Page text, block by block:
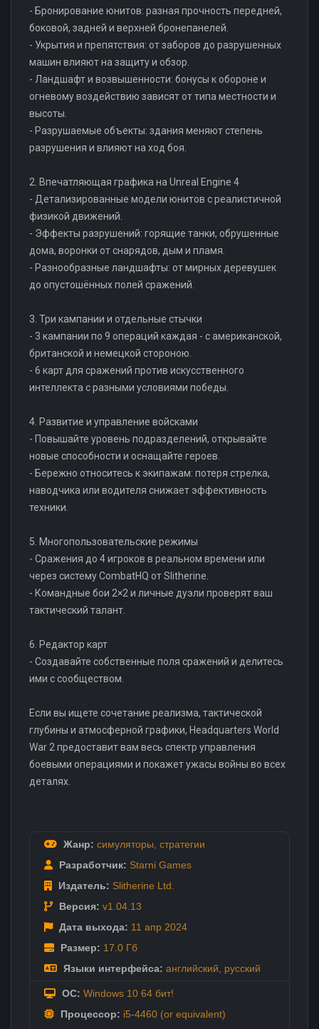
- Бронирование юнитов: разная прочность передней,
боковой, задней и верхней бронепанелей.
- Укрытия и препятствия: от заборов до разрушенных
машин влияют на защиту и обзор.
- Ландшафт и возвышенности: бонусы к обороне и
огневому воздействию зависят от типа местности и
высоты.
- Разрушаемые объекты: здания меняют степень
разрушения и влияют на ход боя.
2. Впечатляющая графика на Unreal Engine 4
- Детализированные модели юнитов с реалистичной
физикой движений.
- Эффекты разрушений: горящие танки, обрушенные
дома, воронки от снарядов, дым и пламя.
- Разнообразные ландшафты: от мирных деревушек
до опустошённых полей сражений.
3. Три кампании и отдельные стычки
- 3 кампании по 9 операций каждая - с американской,
британской и немецкой стороною.
- 6 карт для сражений против искусственного
интеллекта с разными условиями победы.
4. Развитие и управление войсками
- Повышайте уровень подразделений, открывайте
новые способности и оснащайте героев.
- Бережно относитесь к экипажам: потеря стрелка,
наводчика или водителя снижает эффективность
техники.
5. Многопользовательские режимы
- Сражения до 4 игроков в реальном времени или
через систему CombatHQ от Slitherine.
- Командные бои 2×2 и личные дуэли проверят ваш
тактический талант.
6. Редактор карт
- Создавайте собственные поля сражений и делитесь
ими с сообществом.
Если вы ищете сочетание реализма, тактической
глубины и атмосферной графики, Headquarters World
War 2 предоставит вам весь спектр управления
боевыми операциями и покажет ужасы войны во всех
деталях.
Жанр: симуляторы стратегии
Разработчик: Starni Games
Издатель: Slitherine Ltd.
Версия: v1.04.13
Дата выхода: 11 апр 2024
Размер: 17.0 Гб
Языки интерфейса: английский русский
ОС: Windows 10 64 бит!
Процессор: i5-4460 (or equivalent)